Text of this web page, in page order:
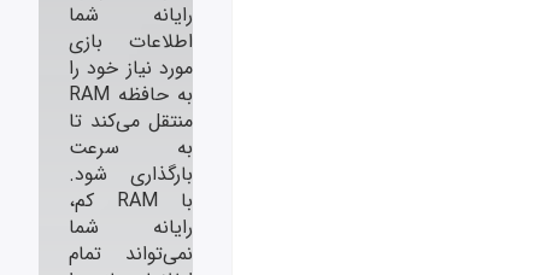
رایانه شما
اطلاعات بازی
مورد نیاز خود را
به حافظه RAM
منتقل می‌کند تا
به سرعت
بارگذاری شود.
با RAM کم،
رایانه شما
نمی‌تواند تمام